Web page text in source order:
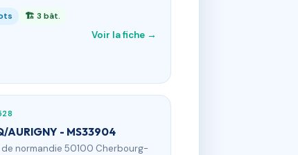
🏗 3 bât.
Voir la fiche →
AURIGNY - MS33904
de normandie 50100 Cherbourg-